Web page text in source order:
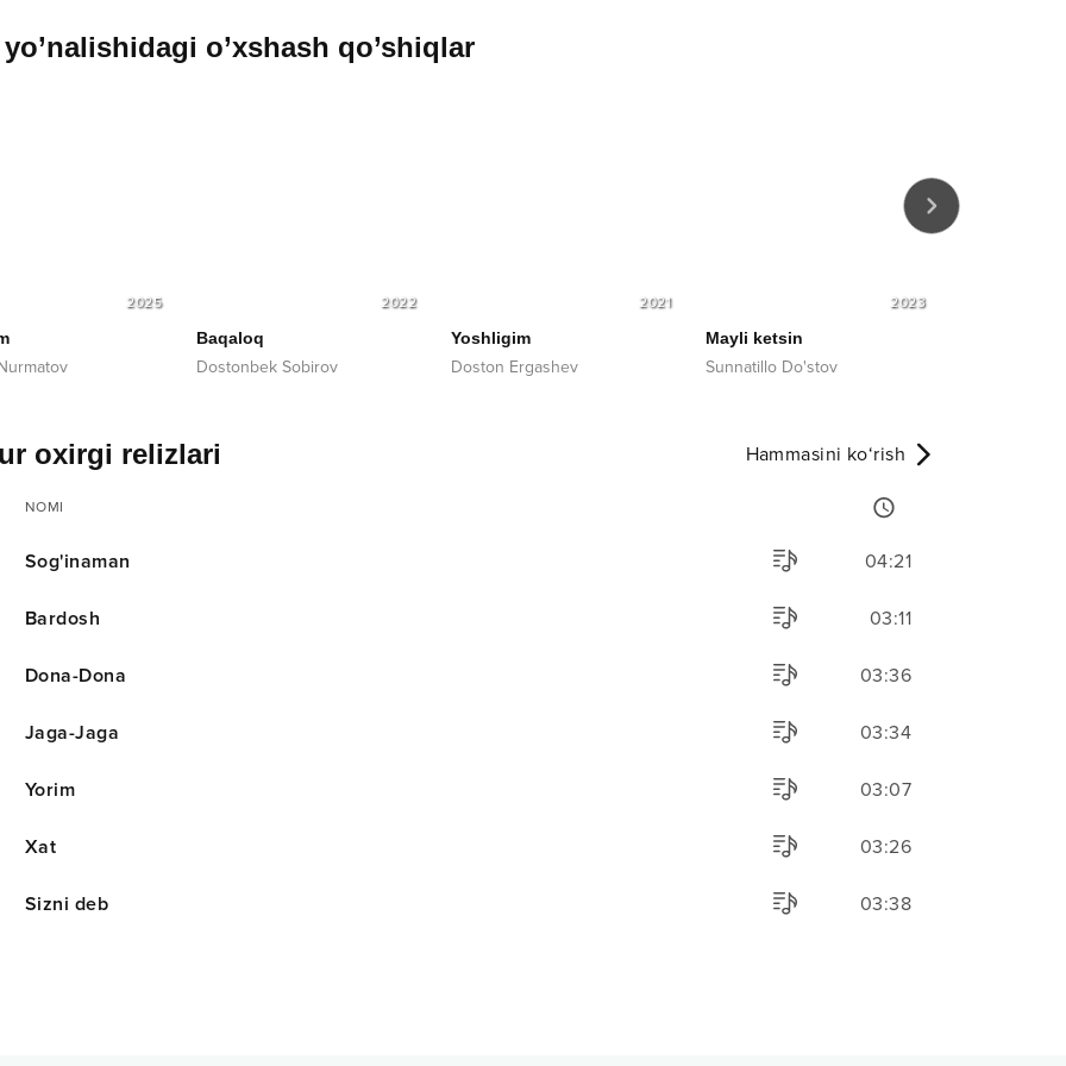
yo’nalishidagi o’xshash qo’shiqlar
2025 2022
Baqaloq
Dostonbek Sobirov
2021
Yoshligim
Doston Ergashev
2023
Mayli ketsin
Sunnatillo Do'stov
oxirgi relizlari Hammasini ko‘rish
NOMI
Sog'inaman 04:21
Bardosh 03:11
Dona-Dona 03:36
Jaga-Jaga 03:34
Yorim 03:07
Xat 03:26
Sizni deb 03:38